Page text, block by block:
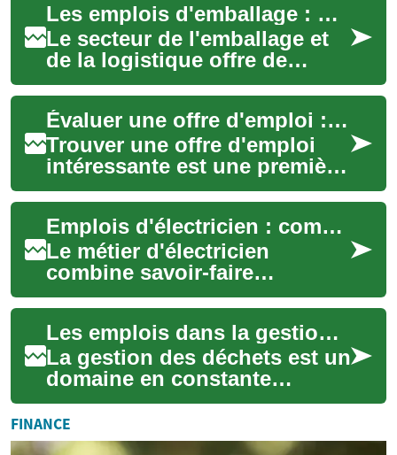
Les emplois d'emballage : Opportunités et perspectives dans le secteur de la logistique
Le secteur de l'emballage et
de la logistique offre de
nombreuses opportunités
d'emploi pour les personnes
à la reche...
Évaluer une offre d'emploi : guide pratique pour candidats
Trouver une offre d'emploi
intéressante est une première
victoire, mais évaluer
correctement cette
proposition est es...
Emplois d'électricien : compétences, formation et perspectives
Le métier d'électricien
combine savoir-faire
technique et compréhension
des normes de sécurité. Cette
profession offr...
Les emplois dans la gestion des déchets : Un secteur en pleine croissance
La gestion des déchets est un
domaine en constante
évolution, offrant de
nombreuses opportunités de
carrière pour ceu...
FINANCE